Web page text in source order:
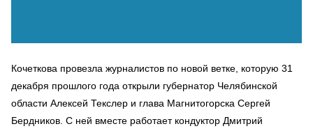
Кочеткова провезла журналистов по новой ветке, которую 31
декабря прошлого года открыли губернатор Челябинской
области Алексей Текслер и глава Магнитогорска Сергей
Бердников. С ней вместе работает кондуктор Дмитрий